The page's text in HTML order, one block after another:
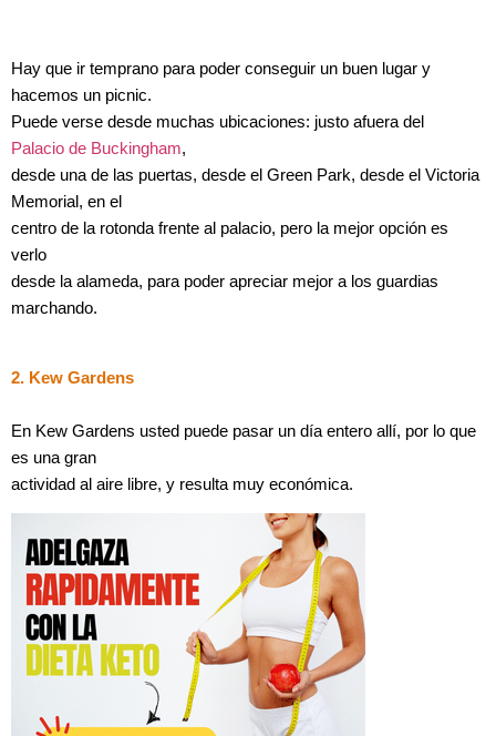
Hay que ir temprano para poder conseguir un buen lugar y
hacemos un picnic.
Puede verse desde muchas ubicaciones: justo afuera del
Palacio de Buckingham,
desde una de las puertas, desde el Green Park, desde el Victoria
Memorial, en el
centro de la rotonda frente al palacio, pero la mejor opción es
verlo
desde la alameda, para poder apreciar mejor a los guardias
marchando.
2. Kew Gardens
En Kew Gardens usted puede pasar un día entero allí, por lo que
es una gran
actividad al aire libre, y resulta muy económica.